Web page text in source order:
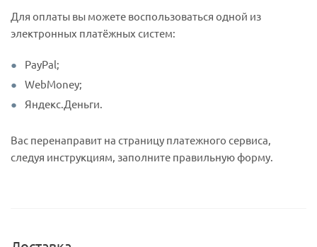
Для оплаты вы можете воспользоваться одной из
электронных платёжных систем:
PayPal;
WebMoney;
Яндекс.Деньги.
Вас перенаправит на страницу платежного сервиса,
следуя инструкциям, заполните правильную форму.